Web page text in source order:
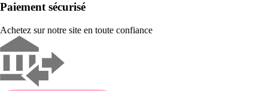
Paiement sécurisé
Achetez sur notre site en toute confiance